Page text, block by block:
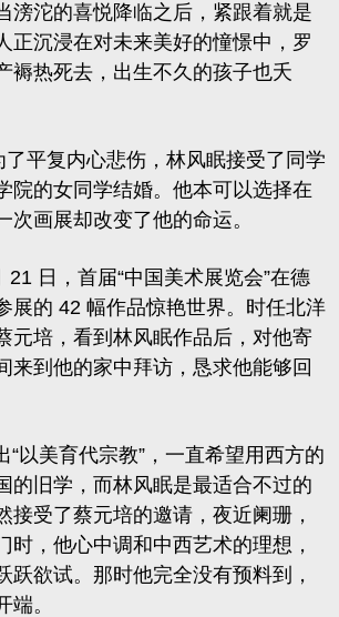
滂沱的喜悦降临之后，紧跟着就是
正沉浸在对未来美好的憧憬中，罗
褥热死去，出生不久的孩子也夭
平复内心悲伤，林风眠接受了同学
院的女同学结婚。他本可以选择在
次画展却改变了他的命运。
日，首届“中国美术展览会”在德
展的 42 幅作品惊艳世界。时任北洋
元培，看到林风眠作品后，对他寄
来到他的家中拜访，恳求他能够回
美育代宗教”，一直希望用西方的
的旧学，而林风眠是最适合不过的
接受了蔡元培的邀请，夜近阑珊，
时，他心中调和中西艺术的理想，
跃欲试。那时他完全没有预料到，
端。